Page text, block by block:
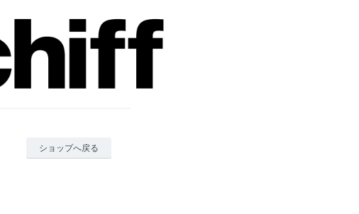
ショップへ戻る